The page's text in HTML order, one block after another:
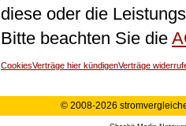
diese oder die
Bitte beachten Sie die
CookiesVerträge hier kündigenVerträge
© 2008-2026